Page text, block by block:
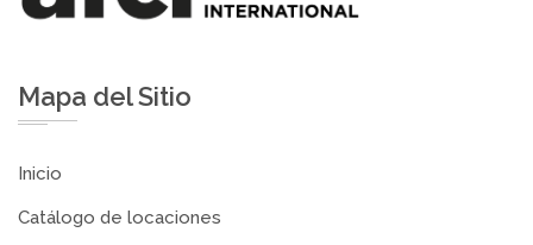
Mapa del Sitio
Inicio
Catálogo de locaciones